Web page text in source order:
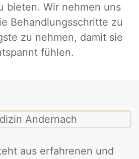
bieten. Wir nehmen uns
Behandlungsschritte zu
zu nehmen, damit sie
fühlen.
aus erfahrenen und